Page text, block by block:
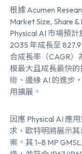
根據 Acumen
Market Size, Share
Physical AI 市場預
2035 年成長至
合成長率（CAGR）
模最大且成長最快
術、邊緣 AI 的進步
用擴展。
因應 Physical AI 應
求，歐特明將展示
案。其 1–8 MP